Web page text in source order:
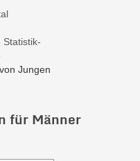
Statistik-
Jungen
für Männer